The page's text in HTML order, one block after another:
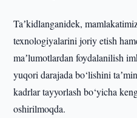
Taʼkidlanganidek,
texnologiyalarini joriy etish
maʼlumotlardan foydalanilish
yuqori darajada bo‘lishini
kadrlar tayyorlash bo‘yicha
oshirilmoqda.